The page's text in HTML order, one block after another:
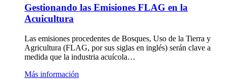
Gestionando las Emisiones FLAG en la
Acuicultura
Las emisiones procedentes de Bosques, Uso de la Tierra y
Agricultura (FLAG, por sus siglas en inglés) serán clave a
medida que la industria acuícola…
Más información